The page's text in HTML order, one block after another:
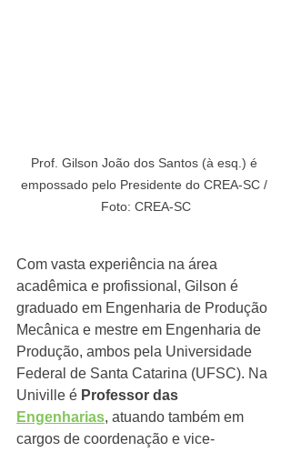
Prof. Gilson João dos Santos (à esq.) é
empossado pelo Presidente do CREA-SC /
Foto: CREA-SC
Com vasta experiência na área
acadêmica e profissional, Gilson é
graduado em Engenharia de Produção
Mecânica e mestre em Engenharia de
Produção, ambos pela Universidade
Federal de Santa Catarina (UFSC). Na
Univille é Professor das
Engenharias, atuando também em
cargos de coordenação e vice-